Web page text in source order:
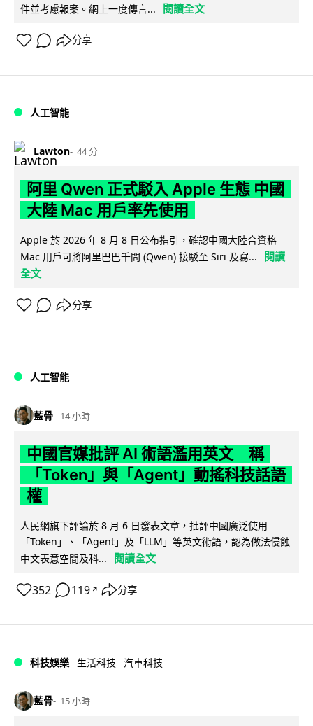
件並考慮報案。網上一度傳言...
閱讀全文
分享
人工智能
Lawton 44 分
阿里 Qwen 正式駁入 Apple 生態 中國
大陸 Mac 用戶率先使用
Apple 於 2026 年 8 月 8 日公布指引，確認中國大陸合資格
Mac 用戶可將阿里巴巴千問 (Qwen) 接駁至 Siri 及寫...
閱讀
全文
分享
人工智能
藍骨 14 小時
中國官媒批評 AI 術語濫用英文 稱
「Token」與「Agent」動搖科技話語
權
人民網旗下評論於 8 月 6 日發表文章，批評中國廣泛使用
「Token」、「Agent」及「LLM」等英文術語，認為做法侵蝕
中文表意空間及科...
閱讀全文
352 119 ↗ 分享
科技娛樂 生活科技 汽車科技
藍骨 15 小時